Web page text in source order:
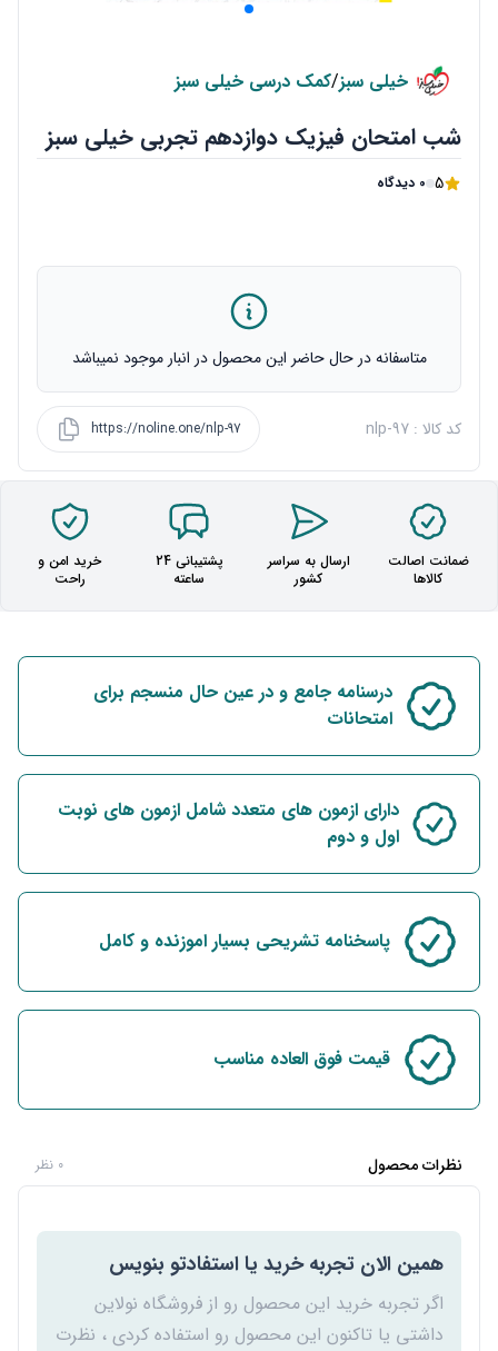
خیلی سبز/کمک درسی خیلی سبز
شب امتحان فیزیک دوازدهم تجربی خیلی سبز
5 0 دیدگاه
متاسفانه در حال حاضر این محصول در انبار موجود نمیباشد
کد کالا : nlp-97 https://noline.one/nlp-97
ضمانت اصالت
کالاها
ارسال به سراسر
کشور
پشتیبانی 24
ساعته
خرید امن و
راحت
درسنامه جامع و در عین حال منسجم برای
امتحانات
دارای ازمون های متعدد شامل ازمون های نوبت
اول و دوم
پاسخنامه تشریحی بسیار اموزنده و کامل
قیمت فوق العاده مناسب
نظرات محصول 0 نظر
همین الان تجربه خرید یا استفادتو بنویس
اگر تجربه خرید این محصول رو از فروشگاه نولاین
داشتی یا تاکنون این محصول رو استفاده کردی ، نظرت